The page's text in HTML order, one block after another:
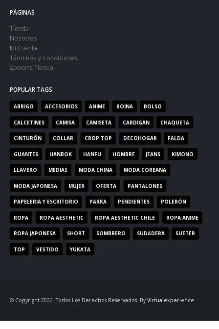
PÁGINAS
Tienda
Nosotros
Mi Cuenta
Términos y Condiciones
Soporte Tienda
POPULAR TAGS
ABRIGO ACCESORIOS ANIME BOINA BOLSO
CALCETINES CAMISA CAMISETA CARDIGAN CHAQUETA
CINTURÓN COLLAR CROP TOP DECOHOGAR FALDA
GUANTES HANBOK HANFU HOMBRE JEANS KIMONO
LLAVERO MEDIAS MODA CHINA MODA COREANA
MODA JAPONESA MUJER OFERTA PANTALONES
PAPELERIA Y ESCRITORIO PARKA PENDIENTES POLERÓN
ROPA ROPA AESTHETIC ROPA AESTHETIC CHILE ROPA ANIME
ROPA JAPONESA SHORT SOMBRERO SUDADERA SUETER
TOP VESTIDO YUKATA
© Copyright 2022. Todos Los Derechos Reservados. By Virtualexperience